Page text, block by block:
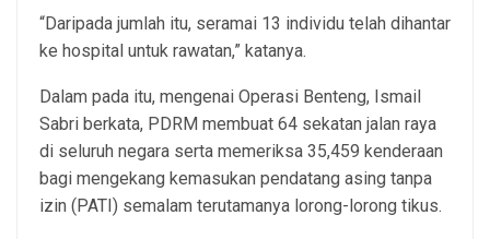
“Daripada jumlah itu, seramai 13 individu telah dihantar
ke hospital untuk rawatan,” katanya.
Dalam pada itu, mengenai Operasi Benteng, Ismail
Sabri berkata, PDRM membuat 64 sekatan jalan raya
di seluruh negara serta memeriksa 35,459 kenderaan
bagi mengekang kemasukan pendatang asing tanpa
izin (PATI) semalam terutamanya lorong-lorong tikus.